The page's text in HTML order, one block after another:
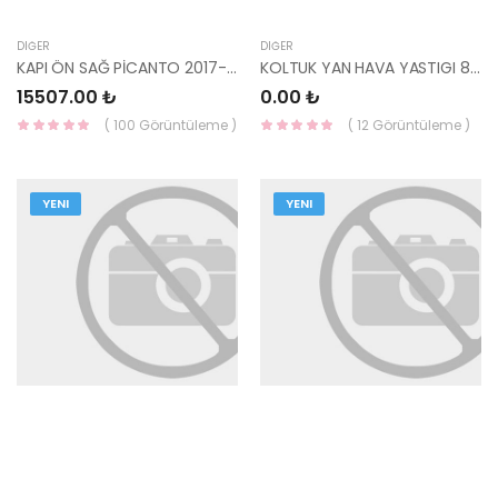
DIĞER
KAPI ÖN SAĞ PİCANTO 2017- 76004-G6000-YS
15507.00 ₺
( 100 Görüntüleme )
DIĞER
KOLTUK YAN HAVA YASTIGI 80610-Q0000- MOBIS
0.00 ₺
( 12 Görüntüleme )
YENI YENI